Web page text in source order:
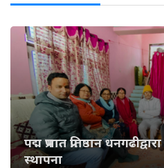
पद्म प्रभात प्रतिष्ठान
स्थापना